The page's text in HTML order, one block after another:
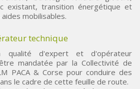
existant, transition énergétique et
mobilisables.
technique
mandatée par la Collectivité de
PACA & Corse pour conduire des
le cadre de cette feuille de route.